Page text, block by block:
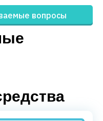
вопросы